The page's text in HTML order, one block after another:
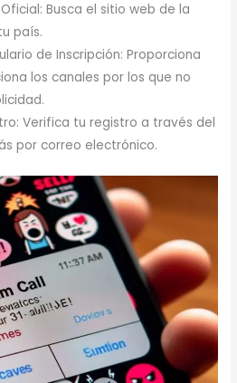
Busca el sitio web de la
país.
de Inscripción: Proporciona
los canales por los que no
Verifica tu registro a través del
por correo electrónico.